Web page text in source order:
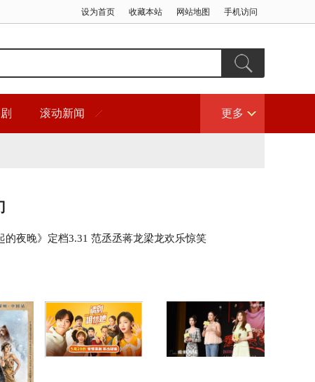
设为首页 收藏本站 网站地图 手机访问
滚动新闻 更多
的夜晚》定档3.31 范丞丞蒋龙梁龙欢乐惊笑